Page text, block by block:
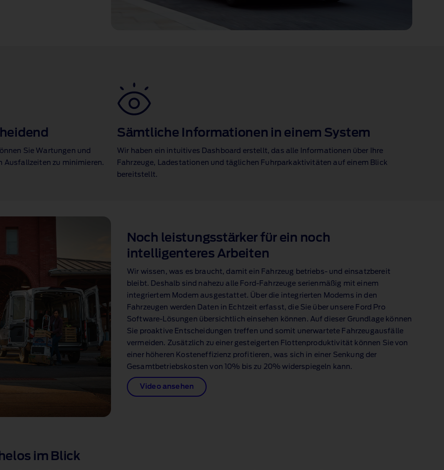
Sie Wartungen und
Ausfallzeiten zu minimieren.
Sämtliche Informationen in einem System
Wir haben ein intuitives Dashboard erstellt, das alle Informationen über Ihre
Fahrzeuge, Ladestationen und täglichen Fuhrparkaktivitäten auf einem Blick
bereitstellt.
Noch leistungsstärker für ein noch
intelligenteres Arbeiten
Wir wissen, was es braucht, damit ein Fahrzeug betriebs‑ und einsatzbereit
bleibt. Deshalb sind nahezu alle Ford‑Fahrzeuge serienmäßig mit einem
integriertem Modem ausgestattet. Über die integrierten Modems in den
Fahrzeugen werden Daten in Echtzeit erfasst, die Sie über unsere Ford Pro
Software‑Lösungen übersichtlich einsehen können. Auf dieser Grundlage können
Sie proaktive Entscheidungen treffen und somit unerwartete Fahrzeugausfälle
vermeiden. Zusätzlich zu einer gesteigerten Flottenproduktivität können Sie von
einer höheren Kosteneffizienz profitieren, was sich in einer Senkung der
Gesamtbetriebskosten von 10% bis zu 20% widerspiegeln kann.
Video ansehen
im Blick